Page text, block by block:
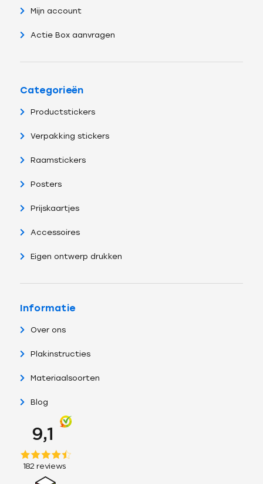
Mijn account
Actie Box aanvragen
Categorieën
Productstickers
Verpakking stickers
Raamstickers
Posters
Prijskaartjes
Accessoires
Eigen ontwerp drukken
Informatie
Over ons
Plakinstructies
Materiaalsoorten
Blog